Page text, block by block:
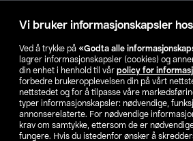
Vi bruker informasjonskapsler
Ved å trykke på «Godta alle
lagrer informasjonskapsler (cookies) og
din enhet i henhold til vår policy for
forbedre brukeropplevelsen din på vårt
nettstedet og for å tilpasse våre
typer informasjonskapsler: nødvendige,
annonserelaterte. For nødvendige
krav om samtykke, ettersom de er
fungere. Hvis du istedenfor ønsker å
Våre selskaper
Finn din
SE NO FI